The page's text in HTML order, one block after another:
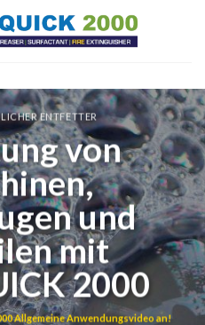
ENTFETTER
von
und
mit
2000
Allgemeine Anwendungsvideo an!